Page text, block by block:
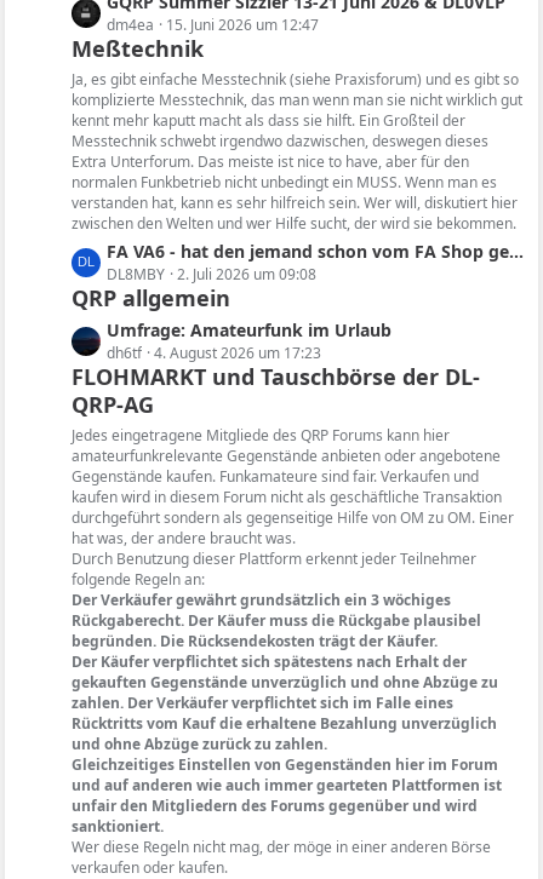
ä
g
e
B
e
i
t
r
ä
g
e
e
t
z
t
e
B
e
i
t
r
ä
g
e
dm4ea 15. Juni 2026 um 12:47
Meßtechnik
Ja, es gibt einfache Messtechnik (siehe Praxisforum) und es gibt so
komplizierte Messtechnik, das man wenn man sie nicht wirklich gut
kennt mehr kaputt macht als dass sie hilft. Ein Großteil der
Messtechnik schwebt irgendwo dazwischen, deswegen dieses
Extra Unterforum. Das meiste ist nice to have, aber für den
normalen Funkbetrieb nicht unbedingt ein MUSS. Wenn man es
verstanden hat, kann es sehr hilfreich sein. Wer will, diskutiert hier
zwischen den Welten und wer Hilfe sucht, der wird sie bekommen.
L
e
t
z
t
e
B
e
i
t
r
ä
g
e
FA VA6 - hat den jemand schon vom FA Shop geliefert bekommen und konnte das Gerät testen?
DL8MBY 2. Juli 2026 um 09:08
QRP allgemein
L
e
t
z
t
e
B
e
i
t
r
ä
g
e
Umfrage: Amateurfunk im Urlaub
dh6tf 4. August 2026 um 17:23
FLOHMARKT und Tauschbörse der DL-
QRP-AG
Jedes eingetragene Mitgliede des QRP Forums kann hier
amateurfunkrelevante Gegenstände anbieten oder angebotene
Gegenstände kaufen. Funkamateure sind fair. Verkaufen und
kaufen wird in diesem Forum nicht als geschäftliche Transaktion
durchgeführt sondern als gegenseitige Hilfe von OM zu OM. Einer
hat was, der andere braucht was.
Durch Benutzung dieser Plattform erkennt jeder Teilnehmer
folgende Regeln an:
Der Verkäufer gewährt grundsätzlich ein 3 wöchiges
Rückgaberecht. Der Käufer muss die Rückgabe plausibel
begründen. Die Rücksendekosten trägt der Käufer.
Der Käufer verpflichtet sich spätestens nach Erhalt der
gekauften Gegenstände unverzüglich und ohne Abzüge zu
zahlen. Der Verkäufer verpflichtet sich im Falle eines
Rücktritts vom Kauf die erhaltene Bezahlung unverzüglich
und ohne Abzüge zurück zu zahlen.
Gleichzeitiges Einstellen von Gegenständen hier im Forum
und auf anderen wie auch immer gearteten Plattformen ist
unfair den Mitgliedern des Forums gegenüber und wird
sanktioniert.
Wer diese Regeln nicht mag, der möge in einer anderen Börse
verkaufen oder kaufen.